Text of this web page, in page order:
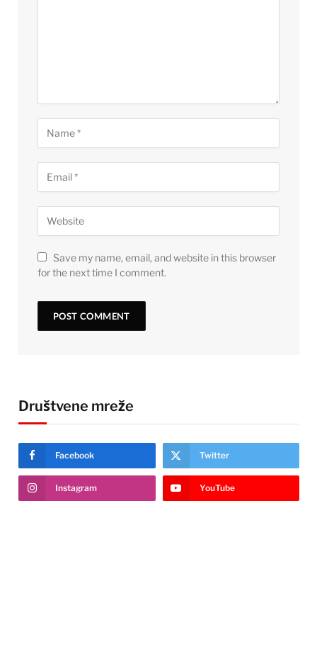
Save my name, email, and website in this browser
for the next time I comment.
Društvene mreže
Facebook Twitter
Instagram YouTube